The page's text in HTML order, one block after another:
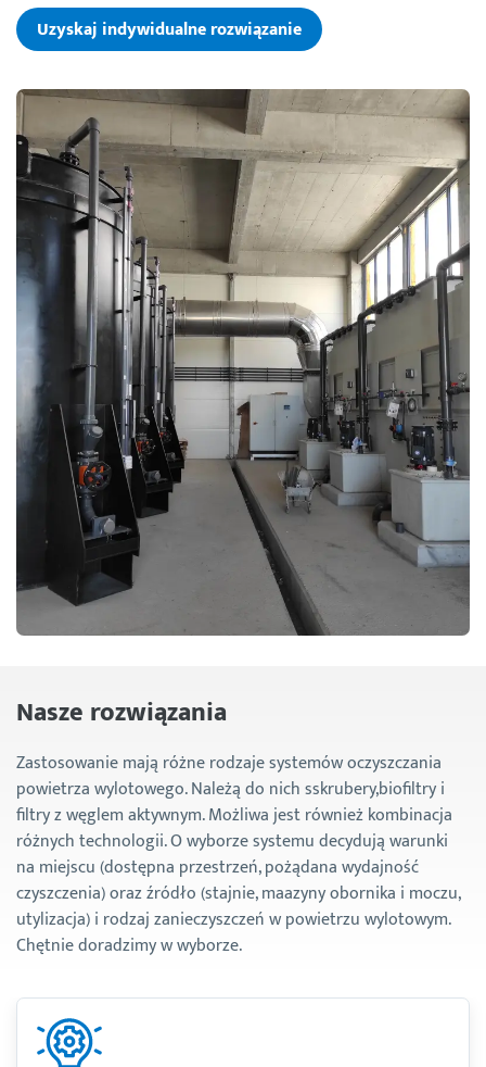
Uzyskaj indywidualne rozwiązanie
Nasze rozwiązania
Zastosowanie mają różne rodzaje systemów oczyszczania
powietrza wylotowego. Należą do nich sskrubery,biofiltry i
filtry z węglem aktywnym. Możliwa jest również kombinacja
różnych technologii. O wyborze systemu decydują warunki
na miejscu (dostępna przestrzeń, pożądana wydajność
czyszczenia) oraz źródło (stajnie, maazyny obornika i moczu,
utylizacja) i rodzaj zanieczyszczeń w powietrzu wylotowym.
Chętnie doradzimy w wyborze.